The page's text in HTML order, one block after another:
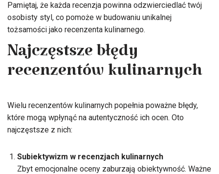
Pamiętaj, że każda recenzja powinna odzwierciedlać twój
osobisty styl, co pomoże w budowaniu unikalnej
tożsamości jako recenzenta kulinarnego.
Najczęstsze błędy
recenzentów kulinarnych
Wielu recenzentów kulinarnych popełnia poważne błędy,
które mogą wpłynąć na autentyczność ich ocen. Oto
najczęstsze z nich:
Subiektywizm w recenzjach kulinarnych
Zbyt emocjonalne oceny zaburzają obiektywność. Ważne